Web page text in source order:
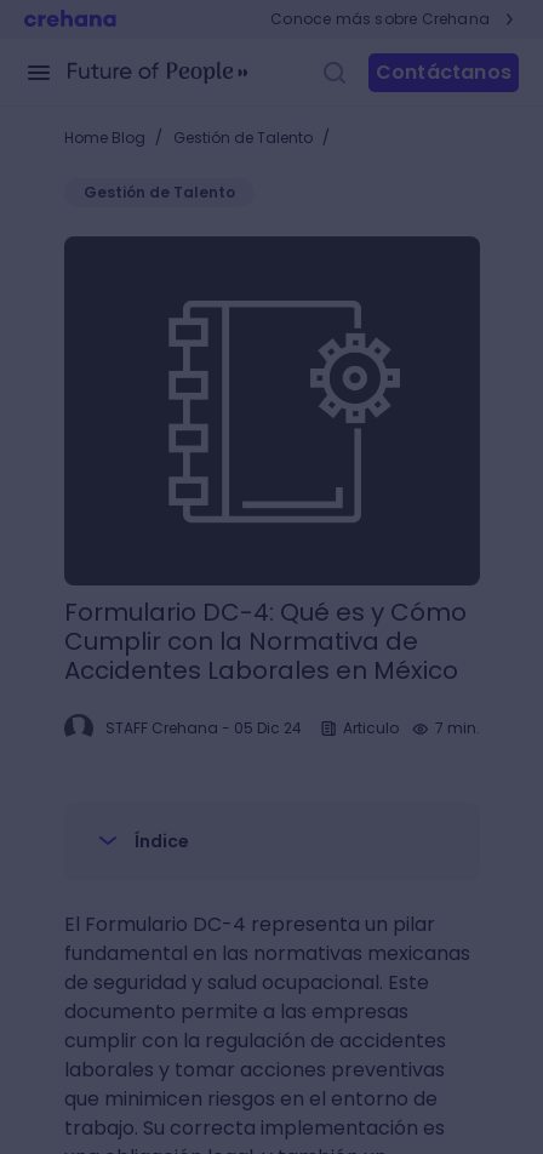
Conoce más sobre Crehana
Contáctanos
Home Blog / Gestión de Talento /
Gestión de Talento
Formulario DC-4: Qué es y Cómo Cumplir con la
Formulario DC-4: Qué es y Cómo
Cumplir con la Normativa de
Accidentes Laborales en México
STAFF Crehana - 05 Dic 24 Articulo 7 min.
Índice
El Formulario DC-4 representa un pilar
fundamental en las normativas mexicanas
de seguridad y salud ocupacional. Este
documento permite a las empresas
cumplir con la regulación de accidentes
laborales y tomar acciones preventivas
que minimicen riesgos en el entorno de
trabajo. Su correcta implementación es